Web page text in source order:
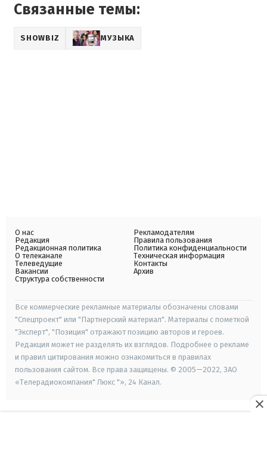
Связанные темы:
SHOWBIZ МУЗЫКА
О нас
Редакция
Редакционная политика
О телеканале
Телеведущие
Вакансии
Структура собственности
Рекламодателям
Правила пользования
Политика конфиденциальности
Техническая информация
Контакты
Архив
Все коммерческие рекламные материалы обозначены словами
"Спецпроект" или "Партнерский материал". Материалы с пометкой
"Эксперт", "Позиция" отражают позицию авторов и героев.
Редакция может не разделять их взглядов. Подробнее о рекламе
и правил цитирования можно ознакомиться в правилах
пользования сайтом. Все права защищены. © 2005—2022, ЗАО
«Телерадиокомпания" Люкс "», 24 Канал.